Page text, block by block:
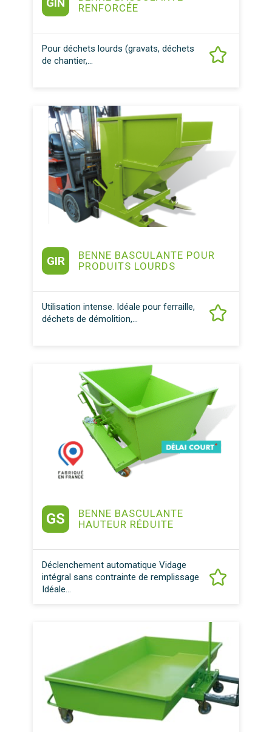
RENFORCÉE
Pour déchets lourds (gravats, déchets
de chantier,...
GIR
BENNE BASCULANTE POUR
PRODUITS LOURDS
Utilisation intense. Idéale pour ferraille,
déchets de démolition,...
GS
BENNE BASCULANTE
HAUTEUR RÉDUITE
Déclenchement automatique Vidage
intégral sans contrainte de remplissage
Idéale...